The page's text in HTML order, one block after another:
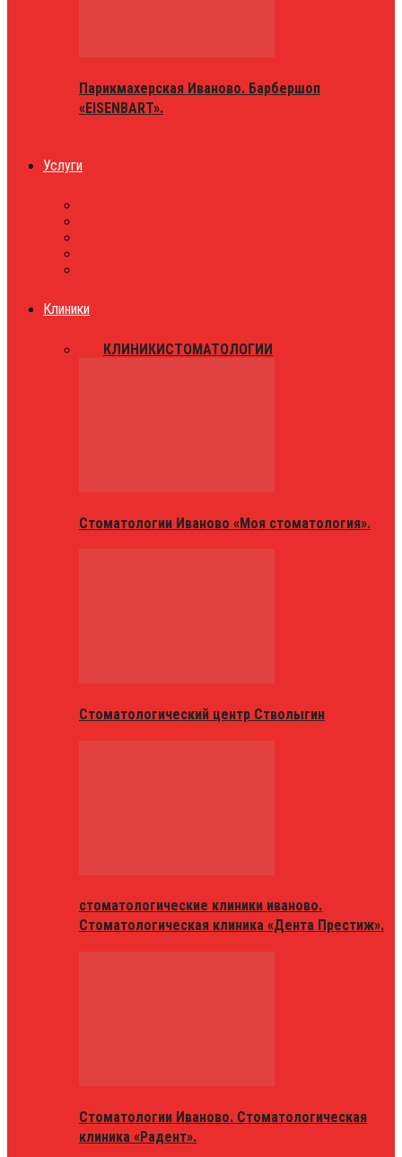
Парикмахерская Иваново. Барбершоп
«EISENBART».
Услуги
Клиники
КЛИНИКИСТОМАТОЛОГИИ
Стоматологии Иваново «Моя стоматология».
Стоматологический центр Стволыгин
стоматологические клиники иваново.
Стоматологическая клиника «Дента Престиж».
Стоматологии Иваново. Стоматологическая
клиника «Радент».